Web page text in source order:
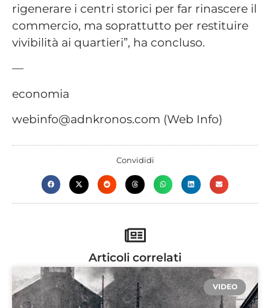
rigenerare i centri storici per far rinascere il
commercio, ma soprattutto per restituire
vivibilità ai quartieri”, ha concluso.
—
economia
webinfo@adnkronos.com (Web Info)
Convididi
Articoli correlati
VIDEO